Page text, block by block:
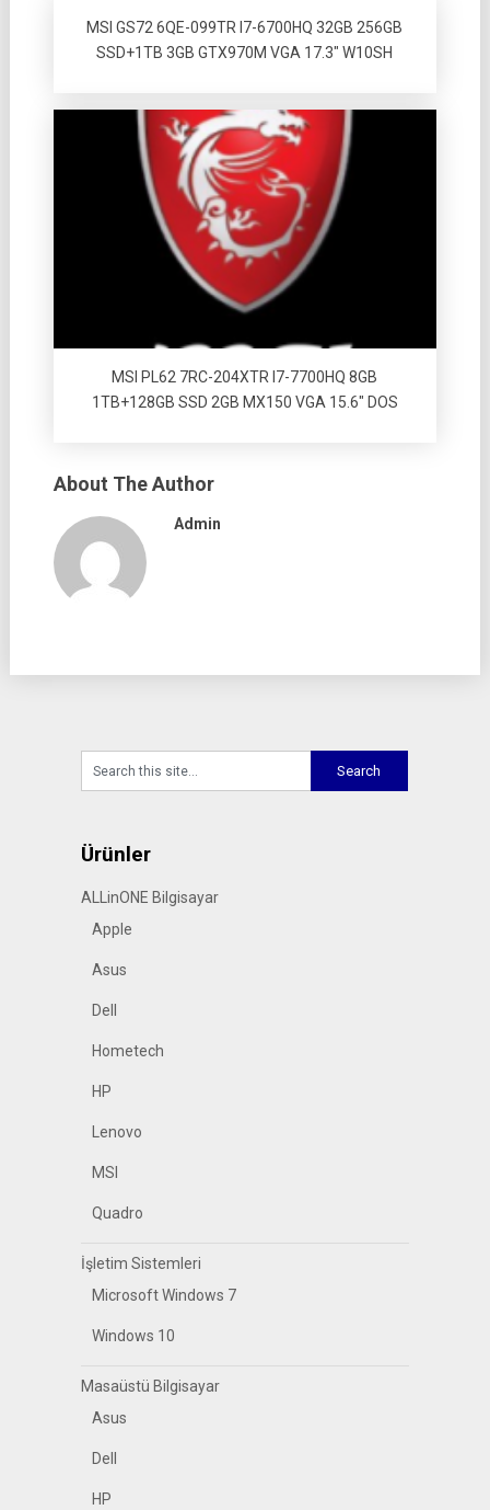
MSI GS72 6QE-099TR I7-6700HQ 32GB 256GB
SSD+1TB 3GB GTX970M VGA 17.3″ W10SH
MSI PL62 7RC-204XTR I7-7700HQ 8GB
1TB+128GB SSD 2GB MX150 VGA 15.6″ DOS
About The Author
Admin
Ürünler
ALLinONE Bilgisayar
Apple
Asus
Dell
Hometech
HP
Lenovo
MSI
Quadro
İşletim Sistemleri
Microsoft Windows 7
Windows 10
Masaüstü Bilgisayar
Asus
Dell
HP